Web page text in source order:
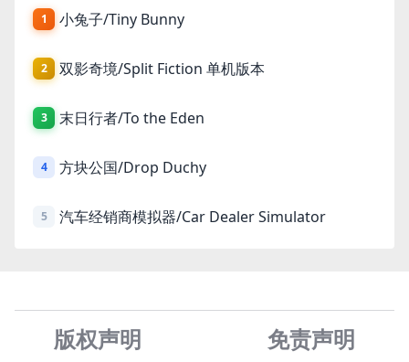
1 小兔子/Tiny Bunny
2 双影奇境/Split Fiction 单机版本
3 末日行者/To the Eden
4 方块公国/Drop Duchy
5 汽车经销商模拟器/Car Dealer Simulator
版权声明 免责声明